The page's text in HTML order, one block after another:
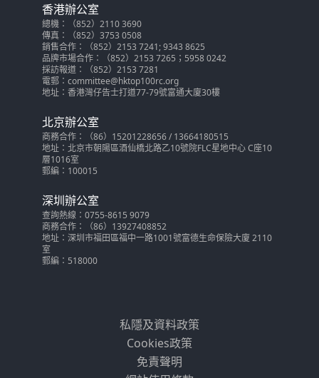
香港辦公室
總機：（852）2110 3690
傳真：（852）3753 0508
銷售合作：（852）2153 7241; 9343 8625
品牌市場合作：（852）2153 7265；5958 0242
採訪報道：（852）2153 7281
電郵：committee@hktop100rc.org
地址：香港灣仔告士打道77-79號富通大廈30樓
北京辦公室
商務合作：（86）15201228656 / 13664180515
地址：北京市朝陽區酒仙橋北路乙10號院FLC星地中心 C座10
層1016室
郵編：100015
深圳辦公室
查詢熱線：0755-8615 9079
商務合作：（86）13927408852
地址：深圳市福田區福中一路1001號富德生命保險大廈 2110
室
郵編：518000
私隱及資料政策
Cookies政策
免責聲明